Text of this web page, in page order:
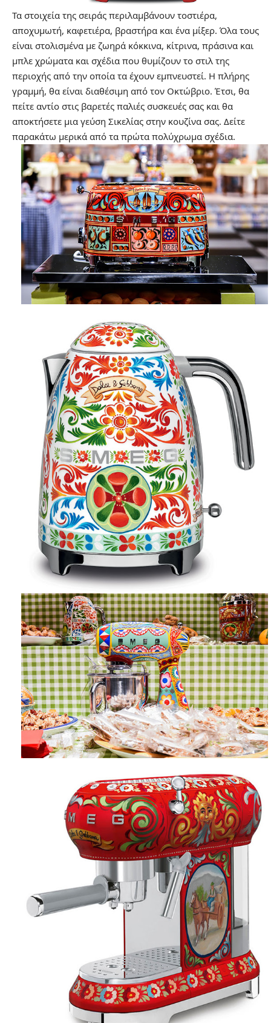
Τα στοιχεία της σειράς περιλαμβάνουν τοστιέρα,
αποχυμωτή, καφετιέρα, βραστήρα και ένα μίξερ. Όλα τους
είναι στολισμένα με ζωηρά κόκκινα, κίτρινα, πράσινα και
μπλε χρώματα και σχέδια που θυμίζουν το στιλ της
περιοχής από την οποία τα έχουν εμπνευστεί. Η πλήρης
γραμμή, θα είναι διαθέσιμη από τον Οκτώβριο. Έτσι, θα
πείτε αντίο στις βαρετές παλιές συσκευές σας και θα
αποκτήσετε μια γεύση Σικελίας στην κουζίνα σας. Δείτε
παρακάτω μερικά από τα πρώτα πολύχρωμα σχέδια.